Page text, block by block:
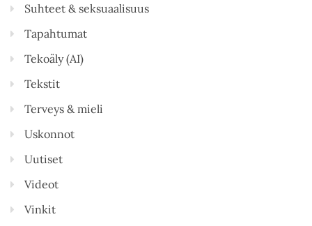
Suhteet & seksuaalisuus
Tapahtumat
Tekoäly (AI)
Tekstit
Terveys & mieli
Uskonnot
Uutiset
Videot
Vinkit